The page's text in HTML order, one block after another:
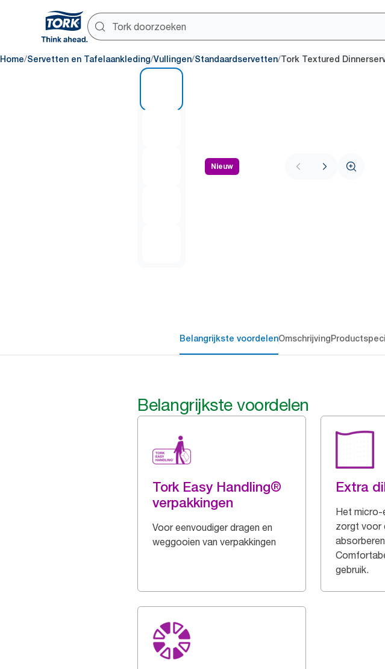
Home/Servetten en Tafelaankleding/Vullingen/Standaardservetten/Tork Textured
Nieuw
1 of 5
Belangrijkste voordelenOmschrijving
Belangrijkste voordelen
Tork Easy Handling®
verpakkingen
Voor eenvoudiger dragen en
weggooien van verpakkingen
Extra
Het micro-
zorgt voor
gebruik.